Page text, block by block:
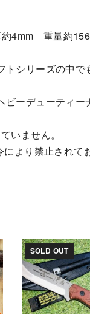
4mm 重量約
シリーズの中
ーデューティ
いません。
より禁止され
SOLD OUT